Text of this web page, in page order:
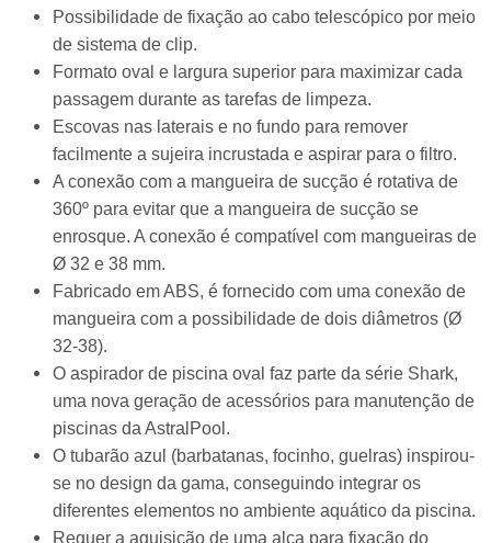
Possibilidade de fixação ao cabo telescópico por meio
de sistema de clip.
Formato oval e largura superior para maximizar cada
passagem durante as tarefas de limpeza.
Escovas nas laterais e no fundo para remover
facilmente a sujeira incrustada e aspirar para o filtro.
A conexão com a mangueira de sucção é rotativa de
360º para evitar que a mangueira de sucção se
enrosque. A conexão é compatível com mangueiras de
Ø 32 e 38 mm.
Fabricado em ABS, é fornecido com uma conexão de
mangueira com a possibilidade de dois diâmetros (Ø
32-38).
O aspirador de piscina oval faz parte da série Shark,
uma nova geração de acessórios para manutenção de
piscinas da AstralPool.
O tubarão azul (barbatanas, focinho, guelras) inspirou-
se no design da gama, conseguindo integrar os
diferentes elementos no ambiente aquático da piscina.
Requer a aquisição de uma alça para fixação do